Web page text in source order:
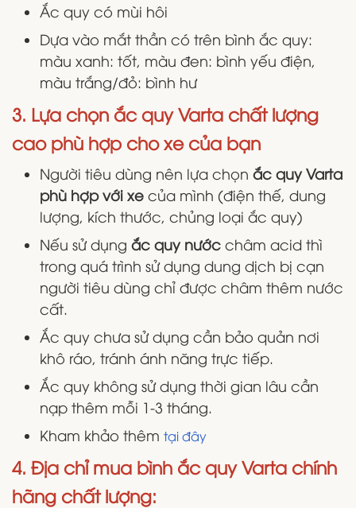
Ắc quy có mùi hôi
Dựa vào mắt thần có trên bình ắc quy:
màu xanh: tốt, màu đen: bình yếu điện,
màu trắng/đỏ: bình hư
3. Lựa chọn ắc quy Varta chất lượng
cao phù hợp cho xe của bạn
Người tiêu dùng nên lựa chọn ắc quy Varta
phù hợp với xe của mình (điện thế, dung
lượng, kích thước, chủng loại ắc quy)
Nếu sử dụng ắc quy nước châm acid thì
trong quá trình sử dụng dung dịch bị cạn
người tiêu dùng chỉ được châm thêm nước
cất.
Ắc quy chưa sử dụng cần bảo quản nơi
khô ráo, tránh ánh năng trực tiếp.
Ắc quy không sử dụng thời gian lâu cần
nạp thêm mỗi 1-3 tháng.
Kham khảo thêm tại đây
4. Địa chỉ mua bình ắc quy Varta chính
hãng chất lượng: